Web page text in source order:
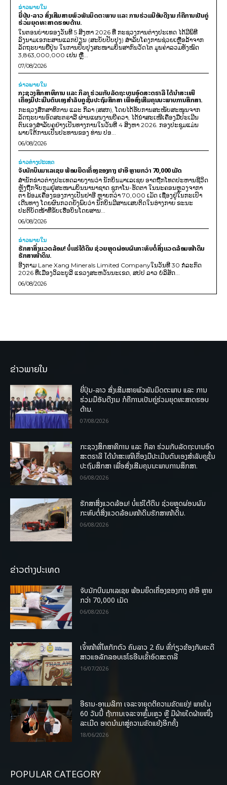
ຂ່າວພາຍ​ໃນ
ຍີ່ປຸ່ນ-ລາວ ສົ່ງເສີມສາຍພົວພັນມິດຕະພາບ ແລະ ການຮ່ວມມືອັນດີງາມ ກໍຄືການເປັນຄູ່
ຮ່ວມຍຸດທະສາດຮອບດ້ານ.
ໃນຕອນບ່າຍຂອງວັນທີ 5 ສິງຫາ 2026 ທີ່ ກະຊວງການຕ່າງປະເທດ ໄດ້ມີພິທີ
ລົງນາມເອກະສານແລກປ່ຽນ (ສະບັບປັບປຸງ) ສໍາລັບໂຄງການຊ່ວຍເຫຼືອລ້າຈາກ
ລັດຖະບານຍີ່ປຸ່ນ ໃນການປັບປຸງສະໜາມບິນສາກົນວັດໄຕ ມູນຄ່າລວມທັງໝົດ
3,863,000,000 ເຢນ ຫຼື...
07/08/2026
ຂ່າວພາຍ​ໃນ
ກະຊວງສຶກສາທິການ ແລະ ກິລາ ຮ່ວມກັບລັດຖະບານອົດສະຕຣາລີ ໄດ້ນຳສະເໜີ
ເຄື່ອງມືປະເມີນຕົນເອງສຳລັບຄູຊັ້ນປະຖົມສຶກສາ ເພື່ອສົ່ງເສີມຄຸນນະພາບການສຶກສາ.
ກະຊວງສຶກສາທິການ ແລະ ກິລາ (ສສກ), ໂດຍໄດ້ຮັບການສະໜັບສະໜູນຈາກ
ລັດຖະບານອົດສະຕຣາລີ ຜ່ານແຜນງານບີຄວາ, ໄດ້ນຳສະເໜີເຄື່ອງມືປະເມີນ
ຕົນເອງສຳລັບຄູຢ່າງເປັນທາງການໃນວັນທີ 4 ສິງຫາ 2026. ກອງປະຊຸມແມ່ນ
ພາຍໃຕ້ການເປັນປະທານຂອງ ທ່ານ ປອ...
06/08/2026
ຂ່າວຕ່າງປະເທດ
ຈັບນັກບິນມາເລເຊຍ ພ້ອມຍຶດເຄື່ອງຂອງກາງ ຢາອີ ຫຼາຍກວ່າ 70,000 ເມັດ
ສຳນັກຂ່າວຕ່າງປະເທດລາຍງານວ່າ ນັກບິນມາເລເຊຍ ອາດຖືກໂທດປະຫານຊີວິດ
ຫຼັງຖືກຈັບກຸມຢູ່ສະໜາມບິນນານາຊາດ ຊູກາໂນ-ຮັດຕາ ໃນນະຄອນຫຼວງຈາກາ
ຕາ ພ້ອມເຄື່ອງຂອງກາງເປັນຢາອີ ຫຼາຍກວ່າ 70,000 ເມັດ ເຊື່ອງຢູ່ໃນກະເປົາ
ເດີນທາງ ໂດຍຜົນກວດຍັງພົບວ່າ ນັກບິນມີສານເສບຕິດໃນຮ່າງກາຍ ຂະນະ
ປະຕິບັດໜ້າທີ່ຂັບເຮືອບິນໂດຍສານ...
06/08/2026
ຂ່າວພາຍ​ໃນ
ຮັກສາສິ່ງແວດລ້ອມ! ບໍ່ແຮ່ໃຕ້ດິນ ຊ່ວຍຫຼຸດຜ່ອນຜົນກະທົບຕໍ່ສິ່ງແວດລ້ອມໜ້າດິນ
ຮັກສາໜ້າດິນ.
ອີງຕາມ Lane Xang Minerals Limited Companyໃນວັນທີ 30 ກໍລະກົດ
2026 ທີ່ເມືອງວິລະບູລີ ແຂວງສະຫວັນນະເຂດ, ສປປ ລາວ ບໍລິສັດ...
06/08/2026
ຂ່າວພາຍໃນ
ຍີ່ປຸ່ນ-ລາວ ສົ່ງເສີມສາຍພົວພັນມິດຕະພາບ ແລະ ການ
ຮ່ວມມືອັນດີງາມ ກໍຄືການເປັນຄູ່ຮ່ວມຍຸດທະສາດຮອບ
ດ້ານ.
07/08/2026
ກະຊວງສຶກສາທິການ ແລະ ກິລາ ຮ່ວມກັບລັດຖະບານອົດ
ສະຕຣາລີ ໄດ້ນຳສະເໜີເຄື່ອງມືປະເມີນຕົນເອງສຳລັບຄູຊັ້ນ
ປະຖົມສຶກສາ ເພື່ອສົ່ງເສີມຄຸນນະພາບການສຶກສາ.
06/08/2026
ຮັກສາສິ່ງແວດລ້ອມ! ບໍ່ແຮ່ໃຕ້ດິນ ຊ່ວຍຫຼຸດຜ່ອນຜົນ
ກະທົບຕໍ່ສິ່ງແວດລ້ອມໜ້າດິນຮັກສາໜ້າດິນ.
06/08/2026
ຂ່າວຕ່າງປະເທດ
ຈັບນັກບິນມາເລເຊຍ ພ້ອມຍຶດເຄື່ອງຂອງກາງ ຢາອີ ຫຼາຍ
ກວ່າ 70,000 ເມັດ
06/08/2026
ເຈົ້າໜ້າທີ່ໄທກັກຕົວ ຄົນລາວ 2 ຄົນ ທີ່ກ່ຽວຂ້ອງກັບຄະດີ
ສາວແອລັກລອບເຮໂຣອີນເຂົ້າອົດສະຕາລີ
16/07/2026
ອີຣານ-ອາເມລິກາ ເຈລະຈາຍຸດຕິຄວາມຂັດແຍ່ງ! ພາຍໃນ
60 ວັນນີ້ ຖ້າການເຈລະຈາຫຼົ້ມເຫຼວ ຫຼື ມີຝ່າຍໃດຝ່າຍໜຶ່ງ
ລະເມີດ ອາດນໍາມາສູ່ຄວາມຂັດແຍ້ງອີກຄັ້ງ
18/06/2026
POPULAR CATEGORY